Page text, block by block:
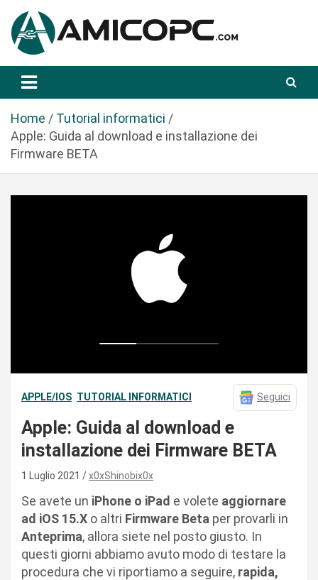
a
Amicopc.com
Home
Tutorial informatici
Apple: Guida al download e installazione dei
Firmware BETA
APPLE/IOS TUTORIAL INFORMATICI Seguici
Apple: Guida al download e
installazione dei Firmware BETA
1 Luglio 2021 x0xShinobix0x
Se avete un iPhone o iPad e volete aggiornare
ad iOS 15.X o altri Firmware Beta per provarli in
Anteprima, allora siete nel posto giusto. In
questi giorni abbiamo avuto modo di testare la
procedura che vi riportiamo a seguire, rapida,